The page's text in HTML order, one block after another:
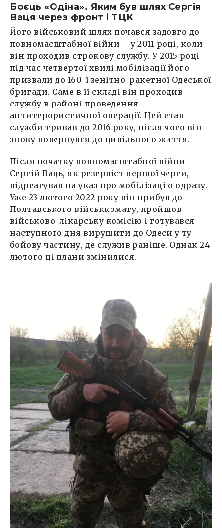
Боєць «Одіна». Яким був шлях Сергія
Ваця через фронт і ТЦК
Його військовий шлях почався задовго до
повномасштабної війни – у 2011 році, коли
він проходив строкову службу. У 2015 році
під час четвертої хвилі мобілізації його
призвали до 160-ї зенітно-ракетної Одеської
бригади. Саме в її складі він проходив
службу в районі проведення
антитерористичної операції. Цей етап
служби тривав до 2016 року, після чого він
знову повернувся до цивільного життя.
Після початку повномасштабної війни
Сергій Ваць, як резервіст першої черги,
відреагував на указ про мобілізацію одразу.
Уже 23 лютого 2022 року він прибув до
Полтавського військкомату, пройшов
військово-лікарську комісію і готувався
наступного дня вирушити до Одеси у ту
бойову частину, де служив раніше. Однак 24
лютого ці плани змінилися.